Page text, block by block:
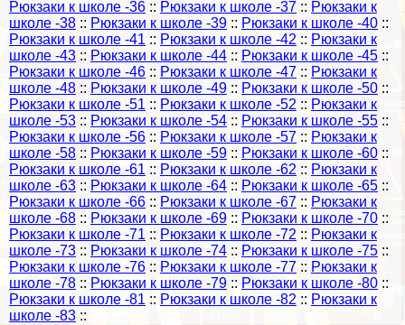
Рюкзаки к школе -36 :: Рюкзаки к школе -37 :: Рюкзаки к
школе -38 :: Рюкзаки к школе -39 :: Рюкзаки к школе -40 ::
Рюкзаки к школе -41 :: Рюкзаки к школе -42 :: Рюкзаки к
школе -43 :: Рюкзаки к школе -44 :: Рюкзаки к школе -45 ::
Рюкзаки к школе -46 :: Рюкзаки к школе -47 :: Рюкзаки к
школе -48 :: Рюкзаки к школе -49 :: Рюкзаки к школе -50 ::
Рюкзаки к школе -51 :: Рюкзаки к школе -52 :: Рюкзаки к
школе -53 :: Рюкзаки к школе -54 :: Рюкзаки к школе -55 ::
Рюкзаки к школе -56 :: Рюкзаки к школе -57 :: Рюкзаки к
школе -58 :: Рюкзаки к школе -59 :: Рюкзаки к школе -60 ::
Рюкзаки к школе -61 :: Рюкзаки к школе -62 :: Рюкзаки к
школе -63 :: Рюкзаки к школе -64 :: Рюкзаки к школе -65 ::
Рюкзаки к школе -66 :: Рюкзаки к школе -67 :: Рюкзаки к
школе -68 :: Рюкзаки к школе -69 :: Рюкзаки к школе -70 ::
Рюкзаки к школе -71 :: Рюкзаки к школе -72 :: Рюкзаки к
школе -73 :: Рюкзаки к школе -74 :: Рюкзаки к школе -75 ::
Рюкзаки к школе -76 :: Рюкзаки к школе -77 :: Рюкзаки к
школе -78 :: Рюкзаки к школе -79 :: Рюкзаки к школе -80 ::
Рюкзаки к школе -81 :: Рюкзаки к школе -82 :: Рюкзаки к
школе -83 ::